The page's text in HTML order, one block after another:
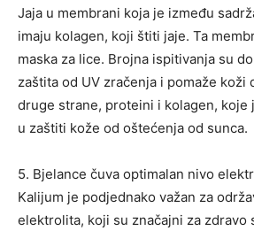
Jaja u membrani koja je između
imaju kolagen, koji štiti jaje. Ta
maska za lice. Brojna ispitivanja su
zaštita od UV zračenja i pomaže koži
druge strane, proteini i kolagen, koje
u zaštiti kože od oštećenja od sunca.
5. Bjelance čuva optimalan nivo
Kalijum je podjednako važan za
elektrolita, koji su značajni za zdravo